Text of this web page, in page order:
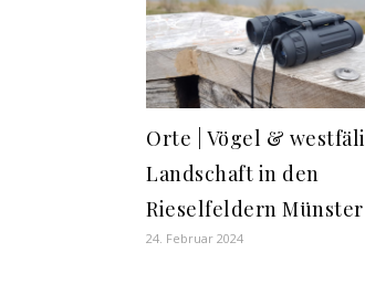
Orte | Vögel &
Landschaft in den
Rieselfeldern Münster
24. Februar 2024